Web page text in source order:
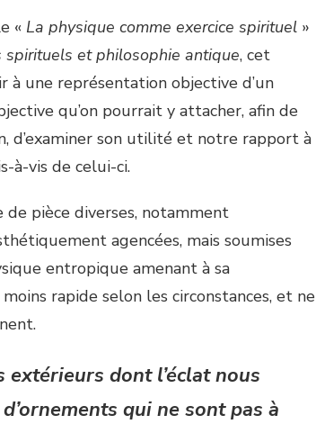
« La physique comme exercice spirituel »
spirituels et philosophie antique, cet
à une représentation objective d’un
qu’on pourrait y attacher, afin de
d’examiner son utilité et notre rapport à
à-vis de celui-ci.
de pièce diverses, notamment
agencées, mais soumises
entropique amenant à sa
rapide selon les circonstances, et ne
dont l’éclat nous
qui ne sont pas à